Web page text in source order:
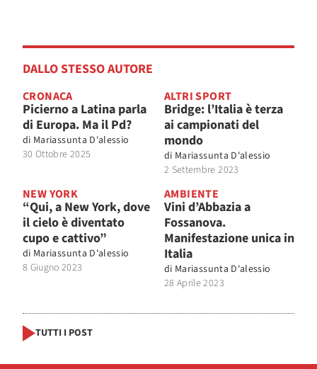
DALLO STESSO AUTORE
CRONACA
Picierno a Latina parla
di Europa. Ma il Pd?
di Mariassunta D'alessio
30 Ottobre 2025
ALTRI SPORT
Bridge: l’Italia è terza
ai campionati del
mondo
di Mariassunta D'alessio
2 Settembre 2023
NEW YORK
“Qui, a New York, dove
il cielo è diventato
cupo e cattivo”
di Mariassunta D'alessio
8 Giugno 2023
AMBIENTE
Vini d’Abbazia a
Fossanova.
Manifestazione unica in
Italia
di Mariassunta D'alessio
28 Aprile 2023
TUTTI I POST